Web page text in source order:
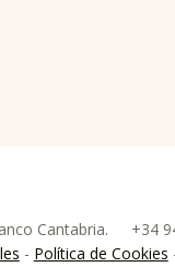
Cantabria. +34
- Política de Cookies